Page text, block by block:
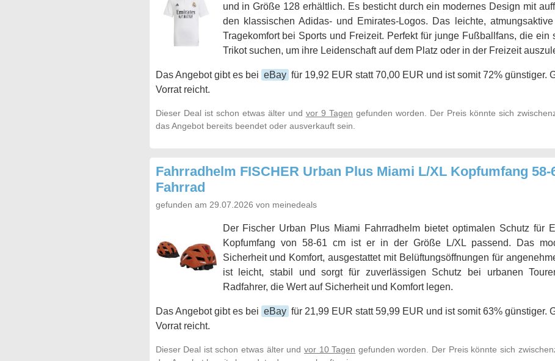
und in Größe 128 erhältlich. Es besticht durch ein modernes Design mit
den klassischen Adidas- und Emirates-Logos. Das leichte,
Tragekomfort bei Sports und Freizeit. Perfekt für junge Fußballfans, die ein
Trikot suchen, um ihre Leidenschaft auf dem Platz oder in der Freizeit
Das Angebot gibt es bei eBay für 19,92 EUR statt 70,00 EUR und ist somit 72% günstiger.
Vorrat reicht.
Dieser Deal ist schon etwas älter und vor 9 Tagen gefunden worden. Der Preis könnte sich
das Angebot bereits beendet oder ausverkauft sein.
Fahrradhelm FISCHER Urban Plus Miami L/XL Kopfumfang 58-
Fahrrad
gefunden am 29.07.2026 von meinedeals
Der Fischer Urban Plus Miami Fahrradhelm bietet optimalen Schutz für
Kopfumfang von 58-61 cm ist er in der Größe L/XL passend. Das
Sicherheit und Komfort, ausgestattet mit Belüftungsöffnungen für
ist leicht, stabil und sorgt für zuverlässigen Schutz bei urbanen
Radfahrer, die Wert auf Sicherheit und Komfort legen.
Das Angebot gibt es bei eBay für 21,99 EUR statt 59,99 EUR und ist somit 63% günstiger.
Vorrat reicht.
Dieser Deal ist schon etwas älter und vor 10 Tagen gefunden worden. Der Preis könnte sich